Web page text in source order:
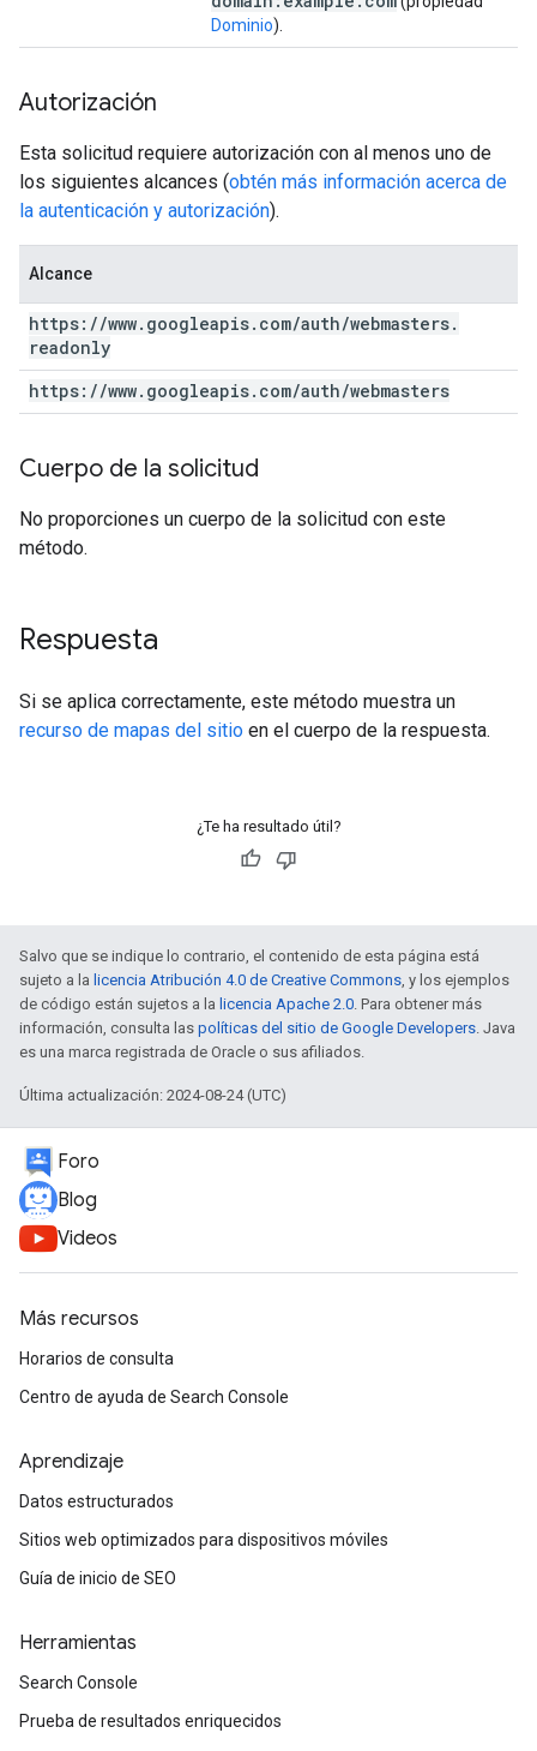
Dominio).
Autorización
Esta solicitud requiere autorización con al menos uno de
los siguientes alcances (obtén más información acerca de
la autenticación y autorización).
Alcance
https: //www. googleapis. com/auth/webmasters.
readonly
https: //www. googleapis. com/auth/webmasters
Cuerpo de la solicitud
No proporciones un cuerpo de la solicitud con este
método.
Respuesta
Si se aplica correctamente, este método muestra un
recurso de mapas del sitio en el cuerpo de la respuesta.
¿Te ha resultado útil?
Salvo que se indique lo contrario, el contenido de esta página está
sujeto a la licencia Atribución 4.0 de Creative Commons, y los ejemplos
de código están sujetos a la licencia Apache 2.0. Para obtener más
información, consulta las políticas del sitio de Google Developers. Java
es una marca registrada de Oracle o sus afiliados.
Última actualización: 2024-08-24 (UTC)
Foro
Blog
Videos
Más recursos
Horarios de consulta
Centro de ayuda de Search Console
Aprendizaje
Datos estructurados
Sitios web optimizados para dispositivos móviles
Guía de inicio de SEO
Herramientas
Search Console
Prueba de resultados enriquecidos